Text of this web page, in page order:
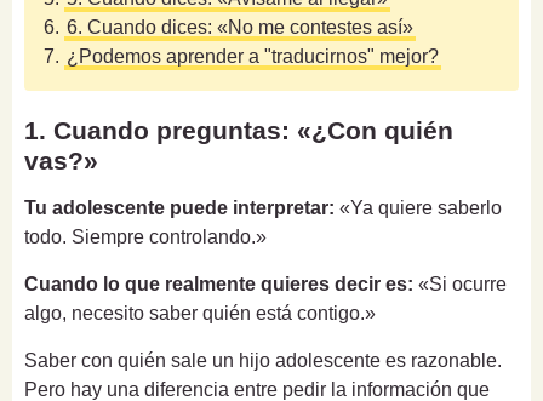
6. 6. Cuando dices: «No me contestes así»
7. ¿Podemos aprender a "traducirnos" mejor?
1. Cuando preguntas: «¿Con quién
vas?»
Tu adolescente puede interpretar: «Ya quiere saberlo
todo. Siempre controlando.»
Cuando lo que realmente quieres decir es: «Si ocurre
algo, necesito saber quién está contigo.»
Saber con quién sale un hijo adolescente es razonable.
Pero hay una diferencia entre pedir la información que